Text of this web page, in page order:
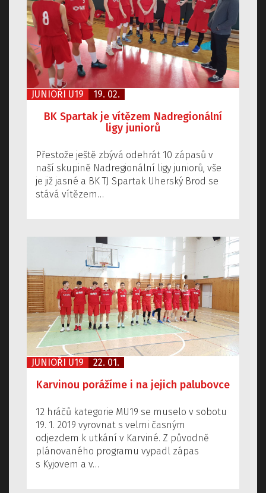
JUNIOŘI U19 19. 02.
BK Spartak je vítězem Nadregionální
ligy juniorů
Přestože ještě zbývá odehrát 10 zápasů v
naší skupině Nadregionální ligy juniorů, vše
je již jasné a BK TJ Spartak Uherský Brod se
stává vítězem…
JUNIOŘI U19 22. 01.
Karvinou porážíme i na jejich palubovce
12 hráčů kategorie MU19 se muselo v sobotu
19. 1. 2019 vyrovnat s velmi časným
odjezdem k utkání v Karviné. Z původně
plánovaného programu vypadl zápas
s Kyjovem a v…